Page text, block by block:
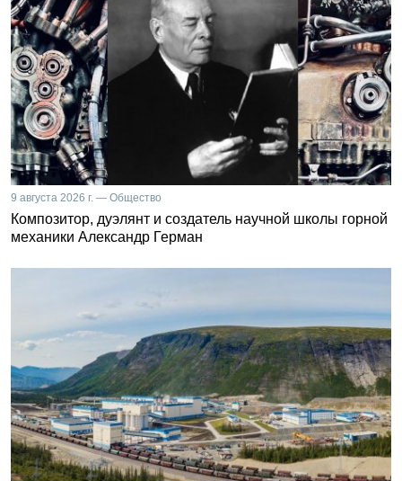
9 августа 2026 г. — Общество
Композитор, дуэлянт и создатель научной школы горной
механики Александр Герман